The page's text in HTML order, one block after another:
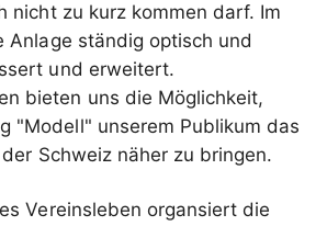
nicht zu kurz kommen darf. Im
Anlage ständig optisch und
und erweitert.
bieten uns die Möglichkeit,
"Modell" unserem Publikum das
Schweiz näher zu bringen.
Vereinsleben organsiert die